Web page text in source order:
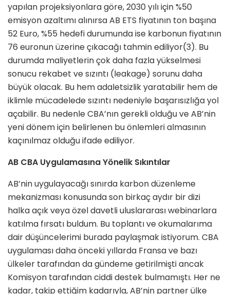
yapılan projeksiyonlara göre, 2030 yılı için %50
emisyon azaltımı alınırsa AB ETS fiyatının ton başına
52 Euro, %55 hedefi durumunda ise karbonun fiyatının
76 euronun üzerine çıkacağı tahmin ediliyor(3). Bu
durumda maliyetlerin çok daha fazla yükselmesi
sonucu rekabet ve sızıntı (leakage) sorunu daha
büyük olacak. Bu hem adaletsizlik yaratabilir hem de
iklimle mücadelede sızıntı nedeniyle başarısızlığa yol
açabilir. Bu nedenle CBA’nın gerekli olduğu ve AB’nin
yeni dönem için belirlenen bu önlemleri almasının
kaçınılmaz olduğu ifade ediliyor.
AB CBA Uygulamasına Yönelik Sıkıntılar
AB’nin uygulayacağı sınırda karbon düzenleme
mekanizması konusunda son birkaç aydır bir dizi
halka açık veya özel davetli uluslararası webinarlara
katılma fırsatı buldum. Bu toplantı ve okumalarıma
dair düşüncelerimi burada paylaşmak istiyorum. CBA
uygulaması daha önceki yıllarda Fransa ve bazı
ülkeler tarafından da gündeme getirilmişti ancak
Komisyon tarafından ciddi destek bulmamıştı. Her ne
kadar, takip ettiğim kadarıyla, AB’nin partner ülke